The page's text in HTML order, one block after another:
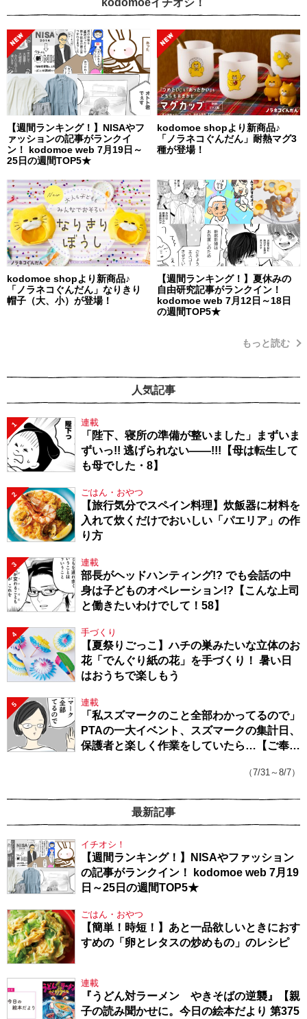
kodomoeイチオシ！
【週間ランキング！】NISAやフ
ァッションの記事がランクイ
ン！ kodomoe web 7月19日～
25日の週間TOP5★
kodomoe shopより新商品♪
「ノラネコぐんだん」耐熱マグ3
種が登場！
kodomoe shopより新商品♪
「ノラネコぐんだん」なりきり
帽子（大、小）が登場！
【週間ランキング！】夏休みの
自由研究記事がランクイン！
kodomoe web 7月12日～18日
の週間TOP5★
もっと読む
人気記事
1 連載
「陛下、寝所の準備が整いました」まずいま
ずいっ!! 逃げられない――!!!【母は転生して
も母でした・8】
2 ごはん・おやつ
【旅行気分でスペイン料理】炊飯器に材料を
入れて炊くだけでおいしい「パエリア」の作
り方
3 連載
部長がヘッドハンティング!? でも会話の中
身は子どものオペレーション!?【こんな上司
と働きたいわけでして！58】
4 手づくり
【夏祭りごっこ】ハチの巣みたいな立体のお
花「でんぐり紙の花」を手づくり！ 暑い日
はおうちで楽しもう
5 連載
「私スズマークのこと全部わかってるので」
PTAの一大イベント、スズマークの集計日、
保護者と楽しく作業をしていたら…【ご奉仕
（7/31～8/7）
最新記事
イチオシ！
【週間ランキング！】NISAやファッション
の記事がランクイン！ kodomoe web 7月19
日～25日の週間TOP5★
ごはん・おやつ
【簡単！時短！】あと一品欲しいときにおす
すめの「卵とレタスの炒めもの」のレシピ
連載
『うどん対ラーメン やきそばの逆襲』【親
子の読み聞かせに。今日の絵本だより 第375